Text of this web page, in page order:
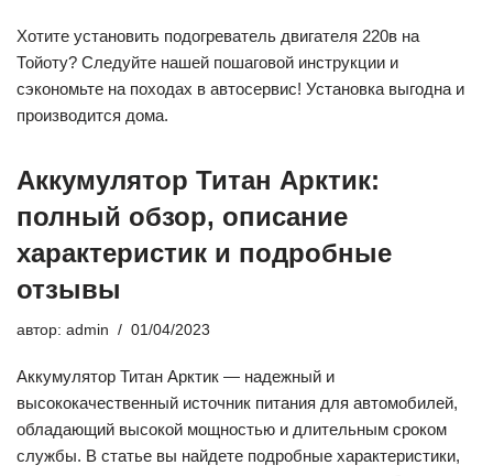
Хотите установить подогреватель двигателя 220в на
Тойоту? Следуйте нашей пошаговой инструкции и
сэкономьте на походах в автосервис! Установка выгодна и
производится дома.
Аккумулятор Титан Арктик:
полный обзор, описание
характеристик и подробные
отзывы
автор: admin 01/04/2023
Аккумулятор Титан Арктик — надежный и
высококачественный источник питания для автомобилей,
обладающий высокой мощностью и длительным сроком
службы. В статье вы найдете подробные характеристики,